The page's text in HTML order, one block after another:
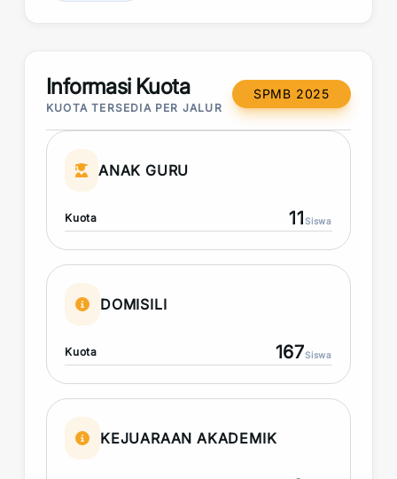
Informasi Kuota
KUOTA TERSEDIA PER JALUR
SPMB 2025
ANAK GURU
Kuota 11Siswa
DOMISILI
Kuota 167Siswa
KEJUARAAN AKADEMIK